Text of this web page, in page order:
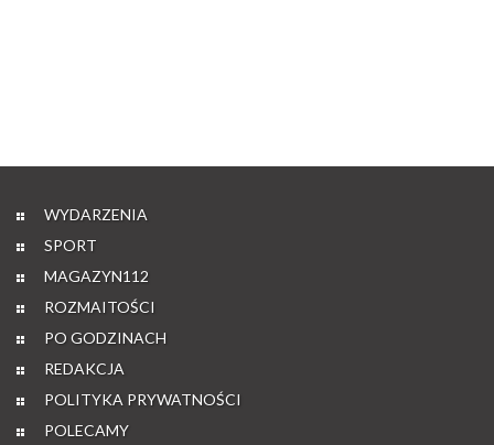
WYDARZENIA
SPORT
MAGAZYN112
ROZMAITOŚCI
PO GODZINACH
REDAKCJA
POLITYKA PRYWATNOŚCI
POLECAMY